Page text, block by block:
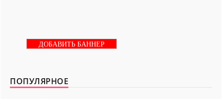
ДОБАВИТЬ БАННЕР
ПОПУЛЯРНОЕ